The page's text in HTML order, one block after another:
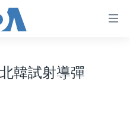
韓試射導彈